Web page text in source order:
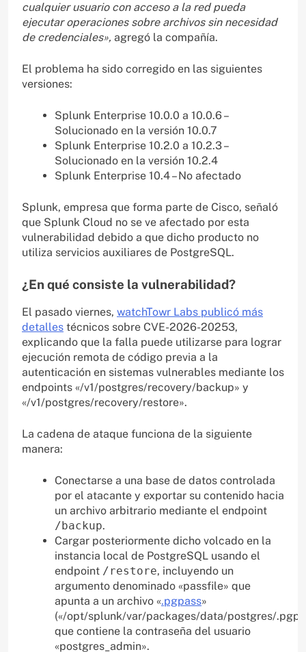
cualquier usuario con acceso a la red pueda
ejecutar operaciones sobre archivos sin necesidad
de credenciales», agregó la compañía.
El problema ha sido corregido en las siguientes
versiones:
Splunk Enterprise 10.0.0 a 10.0.6 –
Solucionado en la versión 10.0.7
Splunk Enterprise 10.2.0 a 10.2.3 –
Solucionado en la versión 10.2.4
Splunk Enterprise 10.4 – No afectado
Splunk, empresa que forma parte de Cisco, señaló
que Splunk Cloud no se ve afectado por esta
vulnerabilidad debido a que dicho producto no
utiliza servicios auxiliares de PostgreSQL.
¿En qué consiste la vulnerabilidad?
El pasado viernes, watchTowr Labs publicó más
detalles técnicos sobre CVE-2026-20253,
explicando que la falla puede utilizarse para lograr
ejecución remota de código previa a la
autenticación en sistemas vulnerables mediante los
endpoints «/v1/postgres/recovery/backup» y
«/v1/postgres/recovery/restore».
La cadena de ataque funciona de la siguiente
manera:
Conectarse a una base de datos controlada
por el atacante y exportar su contenido hacia
un archivo arbitrario mediante el endpoint
/backup.
Cargar posteriormente dicho volcado en la
instancia local de PostgreSQL usando el
endpoint /restore, incluyendo un
argumento denominado «passfile» que
apunta a un archivo «.pgpass»
(«/opt/splunk/var/packages/data/postgres/
que contiene la contraseña del usuario
«postgres_admin».